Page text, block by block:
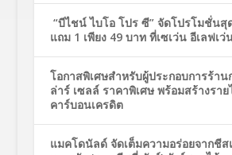
“บีไชน์ ไบโอ โปร ซี” จัดโปรโมชั่นสุ
แถม 1 เพียง 49 บาท ที่เซเว่น อีเลฟเว่
โอกาสพิเศษสำหรับผู้ประกอบการร้า
ล่าร์ เซลล์ ราคาพิเศษ พร้อมสร้างรา
คาร์บอนเครดิต
แมคโดนัลด์ จัดเต็มความอร่อยจากชี